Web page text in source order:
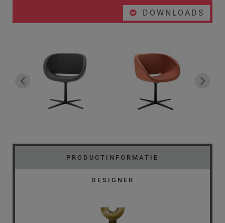
DOWNLOADS
PRODUCTINFORMATIE
DESIGNER